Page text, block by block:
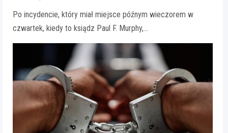
Po incydencie, który miał miejsce późnym wieczorem w
czwartek, kiedy to ksiądz Paul F. Murphy,…